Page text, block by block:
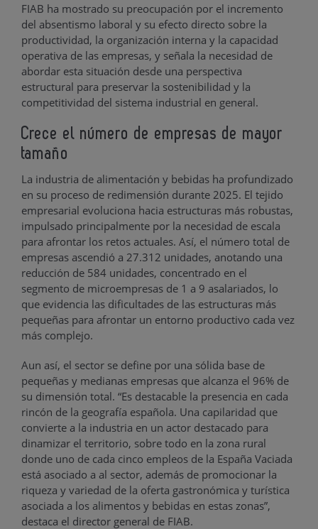
FIAB ha mostrado su preocupación por el incremento
del absentismo laboral y su efecto directo sobre la
productividad, la organización interna y la capacidad
operativa de las empresas, y señala la necesidad de
abordar esta situación desde una perspectiva
estructural para preservar la sostenibilidad y la
competitividad del sistema industrial en general.
Crece el número de empresas de mayor
tamaño
La industria de alimentación y bebidas ha profundizado
en su proceso de redimensión durante 2025. El tejido
empresarial evoluciona hacia estructuras más robustas,
impulsado principalmente por la necesidad de escala
para afrontar los retos actuales. Así, el número total de
empresas ascendió a 27.312 unidades, anotando una
reducción de 584 unidades, concentrado en el
segmento de microempresas de 1 a 9 asalariados, lo
que evidencia las dificultades de las estructuras más
pequeñas para afrontar un entorno productivo cada vez
más complejo.
Aun así, el sector se define por una sólida base de
pequeñas y medianas empresas que alcanza el 96% de
su dimensión total. “Es destacable la presencia en cada
rincón de la geografía española. Una capilaridad que
convierte a la industria en un actor destacado para
dinamizar el territorio, sobre todo en la zona rural
donde uno de cada cinco empleos de la España Vaciada
está asociado a al sector, además de promocionar la
riqueza y variedad de la oferta gastronómica y turística
asociada a los alimentos y bebidas en estas zonas”,
destaca el director general de FIAB.